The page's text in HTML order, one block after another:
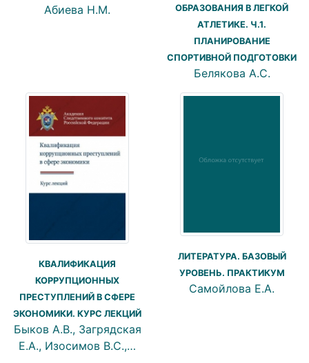
Абиева Н.М.
ОБРАЗОВАНИЯ В ЛЕГКОЙ
АТЛЕТИКЕ. Ч.1.
ПЛАНИРОВАНИЕ
СПОРТИВНОЙ ПОДГОТОВКИ
Белякова А.С.
КВАЛИФИКАЦИЯ
КОРРУПЦИОННЫХ
ПРЕСТУПЛЕНИЙ В СФЕРЕ
ЭКОНОМИКИ. КУРС ЛЕКЦИЙ
Быков А.В., Загрядская
Е.А., Изосимов В.С.,…
ЛИТЕРАТУРА. БАЗОВЫЙ
УРОВЕНЬ. ПРАКТИКУМ
Самойлова Е.А.